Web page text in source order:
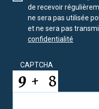
de recevoir
ne sera pas utilisée
et ne sera pas
confidentialité
CAPTCHA